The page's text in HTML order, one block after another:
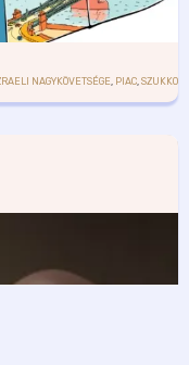
NAGYKÖVETSÉGE PIAC SZUKKOT